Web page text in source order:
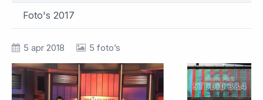
Foto's 2017
5 apr 2018 5 foto’s